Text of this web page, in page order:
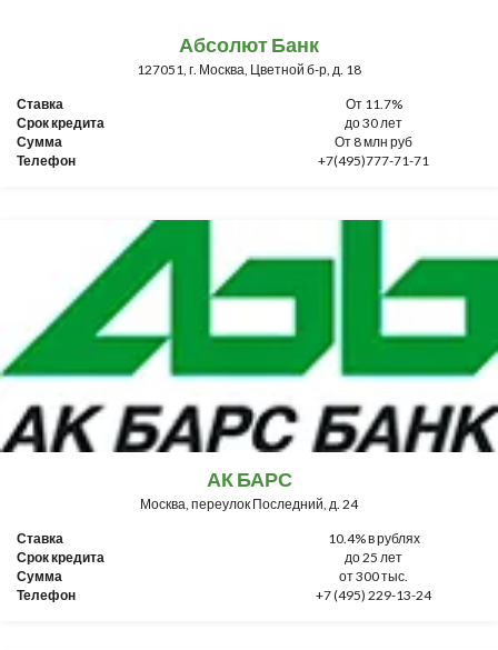
Абсолют Банк
127051, г. Москва, Цветной б-р, д. 18
Ставка
От 11.7%
Срок кредита
до 30 лет
Сумма
От 8 млн руб
Телефон
+7(495)777-71-71
АК БАРС
Москва, переулок Последний, д. 24
Ставка
10.4% в рублях
Срок кредита
до 25 лет
Сумма
от 300 тыс.
Телефон
+7 (495) 229-13-24